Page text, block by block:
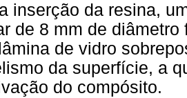
inserção da resina,
de 8 mm de
de vidro
da superfície, a
do compósito.